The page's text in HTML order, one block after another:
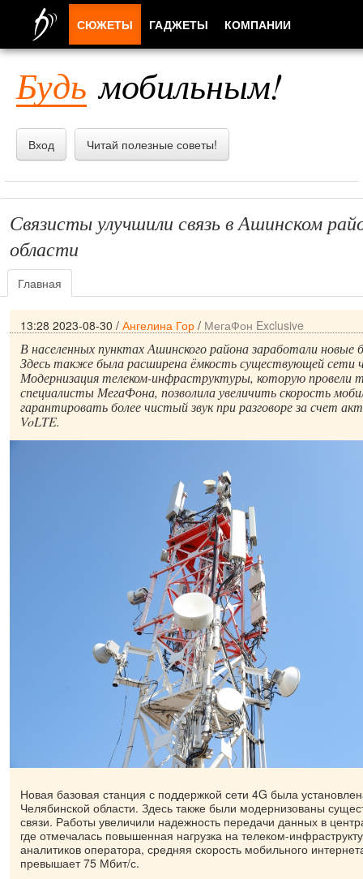
Будь мобильным!
Вход Читай полезные советы!
Связисты улучшили связь в Ашинском
области
Главная
13:28 2023-08-30 / Ангелина Гор / МегаФон Exclusive
В населенных пунктах Ашинского района заработали новые
Здесь также была расширена ёмкость существующей сети
Модернизация телеком-инфраструктуры, которую провели
специалисты МегаФона, позволила увеличить скорость
гарантировать более чистый звук при разговоре за счет
VoLTE.
Новая базовая станция с поддержкой сети 4G была
Челябинской области. Здесь также были модернизованы
связи. Работы увеличили надежность передачи данных в
где отмечалась повышенная нагрузка на телеком-
аналитиков оператора, средняя скорость мобильного
превышает 75 Мбит/с.
СЮЖЕТЫ ГАДЖЕТЫ КОМПАНИИ
ПРИЛОЖЕНИЯ